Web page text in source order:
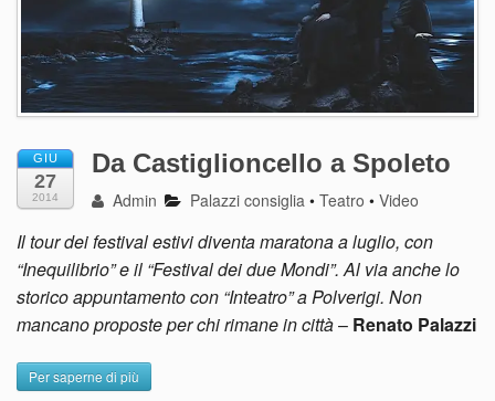
GIU
27
2014
Da Castiglioncello a Spoleto
Admin Palazzi consiglia •Teatro •Video
Il tour dei festival estivi diventa maratona a luglio, con
“Inequilibrio” e il “Festival dei due Mondi”. Al via anche lo
storico appuntamento con “Inteatro” a Polverigi. Non
mancano proposte per chi rimane in città– Renato Palazzi
Per saperne di più